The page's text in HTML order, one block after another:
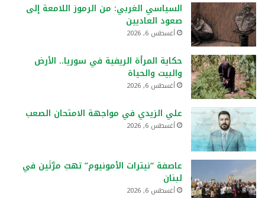
السياسي الغربي: من الرموز اللامعة إلى
صعود العاديين
أغسطس 6, 2026
حكاية المرأة الريفية في سوريا.. الأرض
والبيت والحياة
أغسطس 6, 2026
علي الزيدي في مواجهة الامتحان الصعب
أغسطس 6, 2026
عاصفة “نيترات الأمونيوم” تهبّ مرَّتَين في
لبنان
أغسطس 6, 2026